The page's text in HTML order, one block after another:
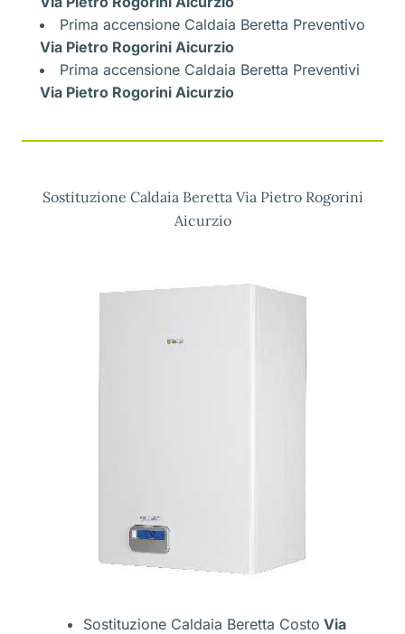
Prima accensione Caldaia Beretta Preventivo
Via Pietro Rogorini Aicurzio
Prima accensione Caldaia Beretta Preventivi
Via Pietro Rogorini Aicurzio
Sostituzione Caldaia Beretta Via Pietro Rogorini
Aicurzio
Sostituzione Caldaia Beretta Costo Via